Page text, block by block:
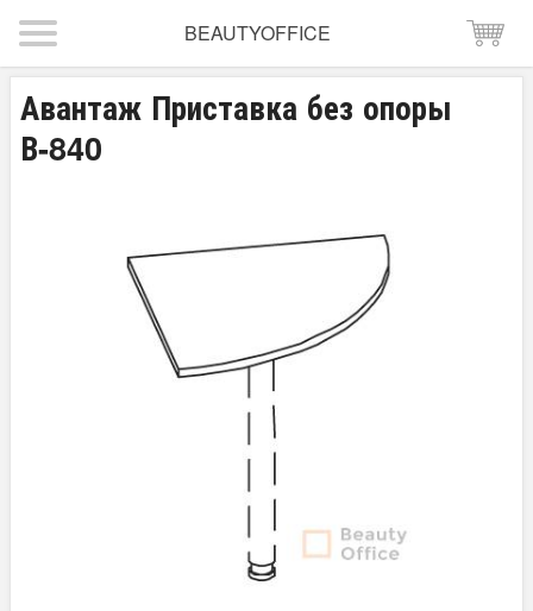
BEAUTYOFFICE
Авантаж Приставка без опоры
В-840